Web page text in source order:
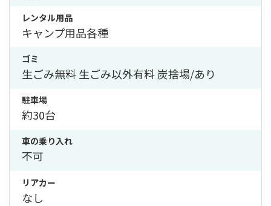
レンタル用品
キャンプ用品各種
ゴミ
生ごみ無料 生ごみ以外有料 炭捨場/あり
駐車場
約30台
車の乗り入れ
不可
リアカー
なし